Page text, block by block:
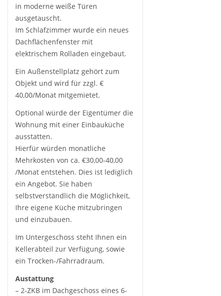
in moderne weiße Türen
ausgetauscht.
Im Schlafzimmer wurde ein neues
Dachflächenfenster mit
elektrischem Rolladen eingebaut.
Ein Außenstellplatz gehört zum
Objekt und wird für zzgl. €
40,00/Monat mitgemietet.
Optional würde der Eigentümer die
Wohnung mit einer Einbauküche
ausstatten.
Hierfür würden monatliche
Mehrkosten von ca. €30,00-40,00
/Monat entstehen. Dies ist lediglich
ein Angebot. Sie haben
selbstverständlich die Möglichkeit,
Ihre eigene Küche mitzubringen
und einzubauen.
Im Untergeschoss steht Ihnen ein
Kellerabteil zur Verfügung, sowie
ein Trocken-/Fahrradraum.
Austattung
– 2-ZKB im Dachgeschoss eines 6-